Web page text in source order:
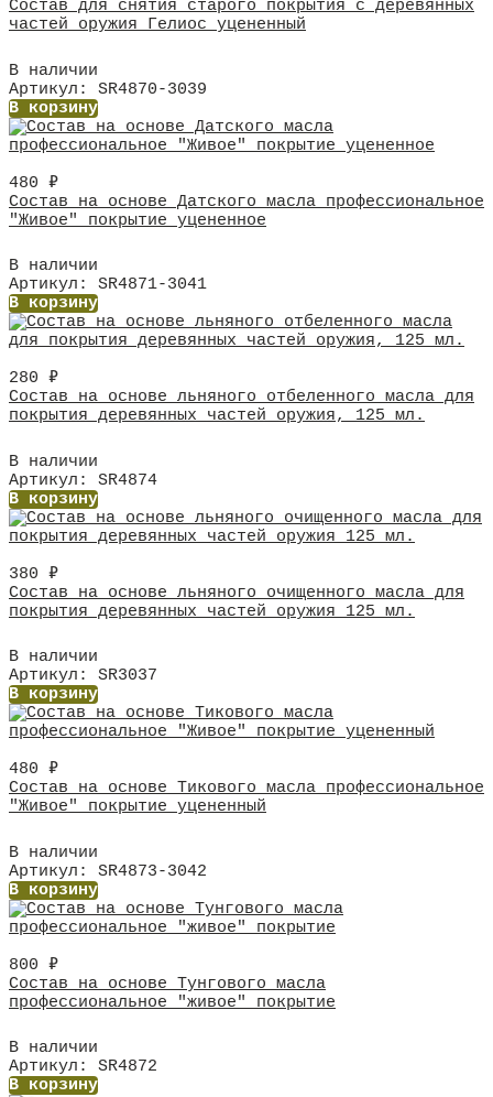
Состав для снятия старого покрытия с деревянных
частей оружия Гелиос уцененный
В наличии
Артикул: SR4870-3039
В корзину
480 ₽
Состав на основе Датского масла профессиональное
"Живое" покрытие уцененное
В наличии
Артикул: SR4871-3041
В корзину
280 ₽
Состав на основе льняного отбеленного масла для
покрытия деревянных частей оружия, 125 мл.
В наличии
Артикул: SR4874
В корзину
380 ₽
Состав на основе льняного очищенного масла для
покрытия деревянных частей оружия 125 мл.
В наличии
Артикул: SR3037
В корзину
480 ₽
Состав на основе Тикового масла профессиональное
"Живое" покрытие уцененный
В наличии
Артикул: SR4873-3042
В корзину
800 ₽
Состав на основе Тунгового масла
профессиональное "живое" покрытие
В наличии
Артикул: SR4872
В корзину